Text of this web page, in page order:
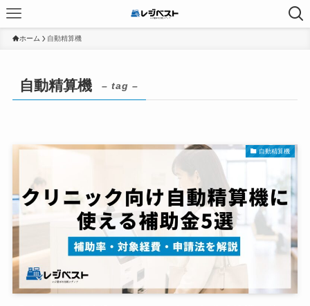
ホーム 自動精算機
自動精算機 – tag –
自動精算機